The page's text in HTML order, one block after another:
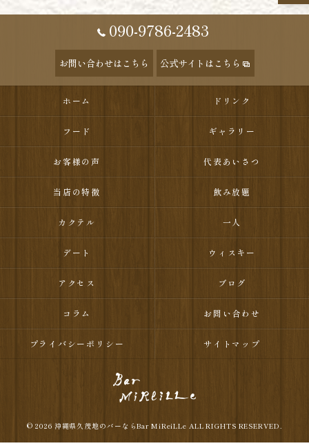
090-9786-2483
お問い合わせはこちら 公式サイトはこちら
ホーム ドリンク
フード ギャラリー
お客様の声 代表あいさつ
当店の特徴 飲み放題
カクテル 一人
デート ウィスキー
アクセス ブログ
コラム お問い合わせ
プライバシーポリシー サイトマップ
© 2026 沖縄県久茂地のバーならBar MiReiLLe ALL RIGHTS RESERVED.